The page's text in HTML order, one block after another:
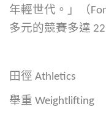
年輕世代。」（
多元的競賽多達 22
田徑 Athletics
舉重 Weightlifting